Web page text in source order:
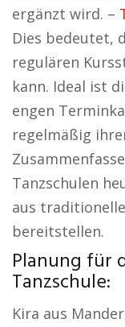
ergänzt wird. –
Dies bedeutet,
regulären
kann. Ideal ist
engen
regelmäßig
Tanzschulen
aus
bereitstellen.
Planung für
Tanzschule:
Kira aus